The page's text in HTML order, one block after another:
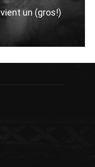
un (gros!)